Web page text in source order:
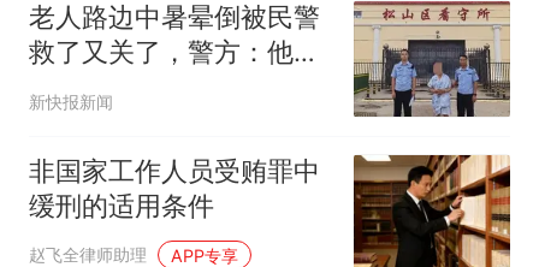
老人路边中暑晕倒被民警
救了又关了，警方：他是
潜逃16年的逃犯
新快报新闻
非国家工作人员受贿罪中
缓刑的适用条件
赵飞全律师助理 APP专享